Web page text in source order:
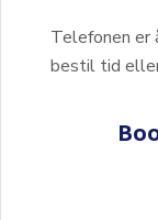
Telefonen er
bestil tid